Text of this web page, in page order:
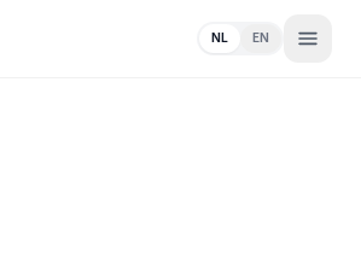
NL EN